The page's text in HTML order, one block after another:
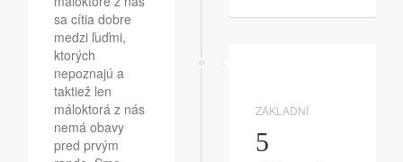
sa cítia dobre
medzi ľuďmi,
ktorých
nepoznajú a
taktiež len
máloktorá z nás
nemá obavy
pred prvým
ZÁKLADNÍ
5